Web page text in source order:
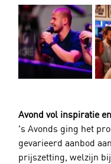
Avond vol inspiratie
's Avonds ging het
gevarieerd aanbod
prijszetting, welzijn